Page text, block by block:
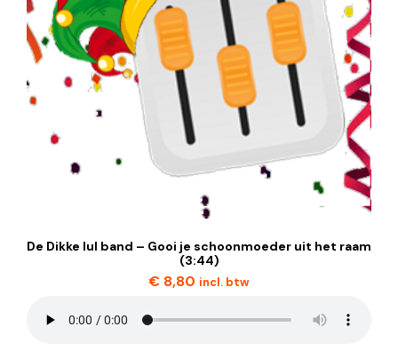
De Dikke lul band – Gooi je schoonmoeder uit het raam
(3:44)
€ 8,80 incl. btw